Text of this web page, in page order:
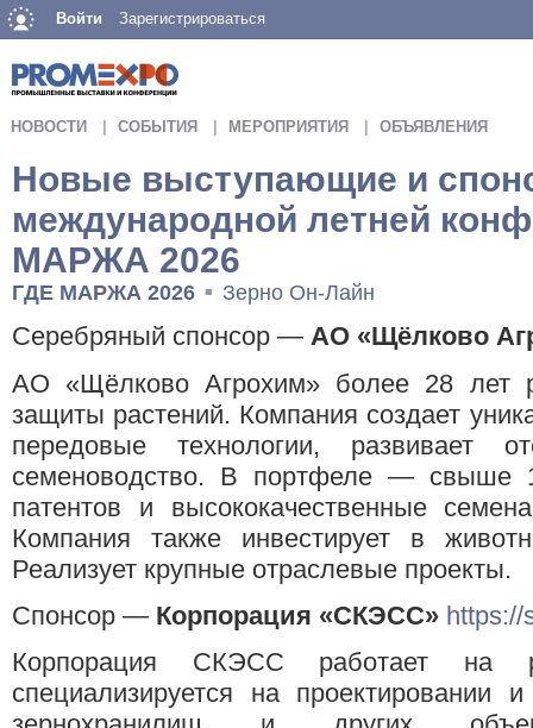
Войти Зарегистрироваться
НОВОСТИ СОБЫТИЯ МЕРОПРИЯТИЯ ОБЪЯВЛЕНИЯ
Новые выступающие и
международной летней
МАРЖА 2026
ГДЕ МАРЖА 2026 ■ Зерно Он-Лайн
Серебряный спонсор — АО «Щёлково
АО «Щёлково Агрохим» более 28 лет
защиты растений. Компания создает
передовые технологии, развивает
семеноводство. В портфеле — свыше
патентов и высококачественные
Компания также инвестирует в
Реализует крупные отраслевые проекты.
Спонсор — Корпорация «СКЭСС» https://
Корпорация СКЭСС работает
специализируется на проектировании